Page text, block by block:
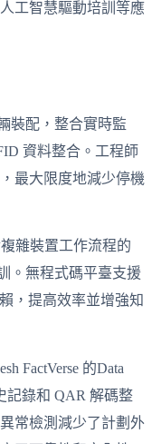
工智慧驅動培訓等應
裝配，整合實時監
資料整合。工程師
最大限度地減少停機
雜裝置工作流程的
。無程式碼平臺支援
，提高效率並增強知
FactVerse 的Data
記錄和 QAR 解碼整
常檢測減少了計劃外